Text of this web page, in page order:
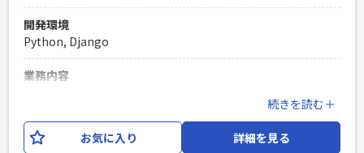
開発環境
Python, Django
業務内容
ます。 課題解決の得意なコンサルタントと、解決策を実現さ
せるデータサイエンティストが一緒に検討し、 意思決定に役
立つツールを開発します。 ※自社プロダクトの状況により他
続きを読む＋
お気に入り 詳細を見る